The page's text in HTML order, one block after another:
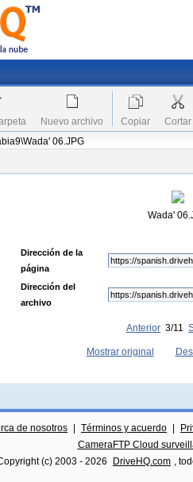
Nuevo archivo Copiar Cortar
06.JPG
Wada'
Dirección de la
página
Dirección del
archivo
Anterior 3/11
Mostrar original
de nosotros Términos y acuerdo
CameraFTP Cloud
(c) 2003 - 2026 DriveHQ.com ,